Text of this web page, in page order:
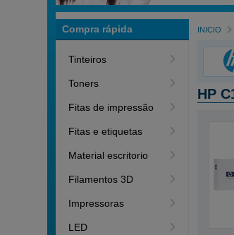
Compra rápida
Tinteiros
Toners
Fitas de impressão
Fitas e etiquetas
Material escritorio
Filamentos 3D
Impressoras
LED
INICIO
HP